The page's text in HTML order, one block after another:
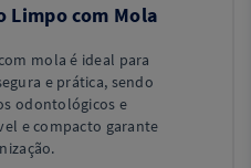
Limpo com Mola
mola é ideal para
e prática, sendo
odontológicos e
e compacto garante